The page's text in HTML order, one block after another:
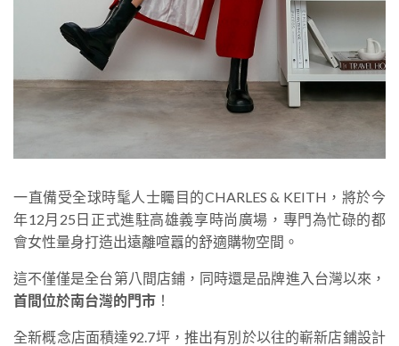
一直備受全球時髦人士矚目的CHARLES & KEITH，將於今
年12月25日正式進駐高雄義享時尚廣場，專門為忙碌的都
會女性量身打造出遠離喧囂的舒適購物空間。
這不僅僅是全台第八間店鋪，同時還是品牌進入台灣以來，
首間位於南台灣的門市 ！
全新概念店面積達92.7坪，推出有別於以往的嶄新店鋪設計